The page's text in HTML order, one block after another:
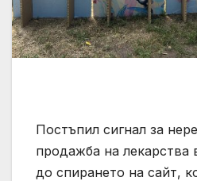
Постъпил сигнал за
продажба на лекарства
до спирането на сайт,